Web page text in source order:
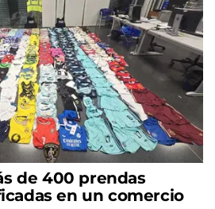
de 400 prendas
en un comercio